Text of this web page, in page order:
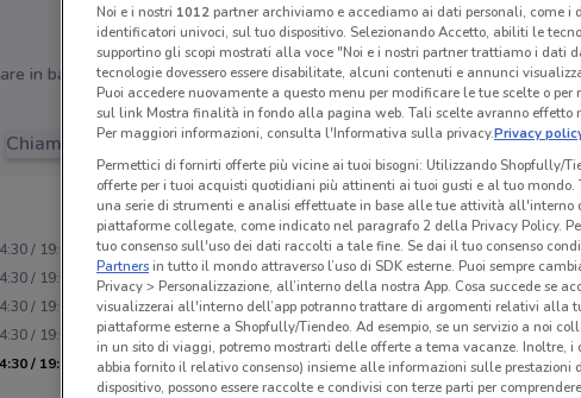
in base agli ultimi provvedimenti regionali o nazionali. Verifica
Chiama il negozio
/ 19:00
/ 19:00
/ 19:00
/ 19:00
/ 19:00
Noi e i nostri 1012partner archiviamo e accediamo ai dati personali, come i
identificatori univoci, sul tuo dispositivo. Selezionando Accetto, abiliti le
supportino gli scopi mostrati alla voce "Noi e i nostri partner trattiamo i dati
tecnologie dovessero essere disabilitate, alcuni contenuti e annunci
Puoi accedere nuovamente a questo menu per modificare le tue scelte o per
sul link Mostra finalità in fondo alla pagina web. Tali scelte avranno effetto
Per maggiori informazioni, consulta l'Informativa sulla privacy.Privacy
Permettici di fornirti offerte più vicine ai tuoi bisogni: Utilizzando Shopfully/
offerte per i tuoi acquisti quotidiani più attinenti ai tuoi gusti e al tuo mondo.
una serie di strumenti e analisi effettuate in base alle tue attività all'interno
piattaforme collegate, come indicato nel paragrafo 2 della Privacy Policy.
tuo consenso sull'uso dei dati raccolti a tale fine. Se dai il tuo consenso
Partnersin tutto il mondo attraverso l’uso di SDK esterne. Puoi sempre
Privacy > Personalizzazione, all’interno della nostra App. Cosa succede se
visualizzerai all'interno dell’app potranno trattare di argomenti relativi alla
piattaforme esterne a Shopfully/Tiendeo. Ad esempio, se un servizio a noi
in un sito di viaggi, potremo mostrarti delle offerte a tema vacanze. Inoltre, i
abbia fornito il relativo consenso) insieme alle informazioni sulle
dispositivo, possono essere raccolte e condivisi con terze parti per